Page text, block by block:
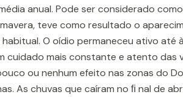
anual. Pode ser considerado
teve como resultado o
O oídio permaneceu ativo até
cuidado mais constante e atento das
ou nenhum efeito nas zonas do
As chuvas que caíram no ﬁ nal de